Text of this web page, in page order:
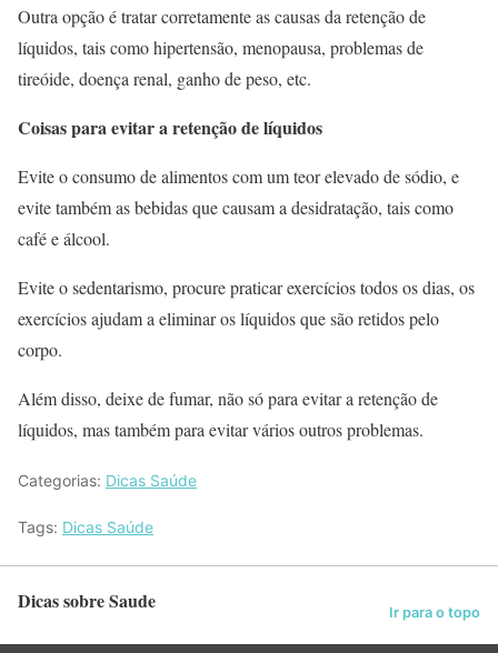
Outra opção é tratar corretamente as causas da retenção de
líquidos, tais como hipertensão, menopausa, problemas de
tireóide, doença renal, ganho de peso, etc.
Coisas para evitar a retenção de líquidos
Evite o consumo de alimentos com um teor elevado de sódio, e
evite também as bebidas que causam a desidratação, tais como
café e álcool.
Evite o sedentarismo, procure praticar exercícios todos os dias, os
exercícios ajudam a eliminar os líquidos que são retidos pelo
corpo.
Além disso, deixe de fumar, não só para evitar a retenção de
líquidos, mas também para evitar vários outros problemas.
Categorias: Dicas Saúde
Tags: Dicas Saúde
Dicas sobre Saude Ir para o topo